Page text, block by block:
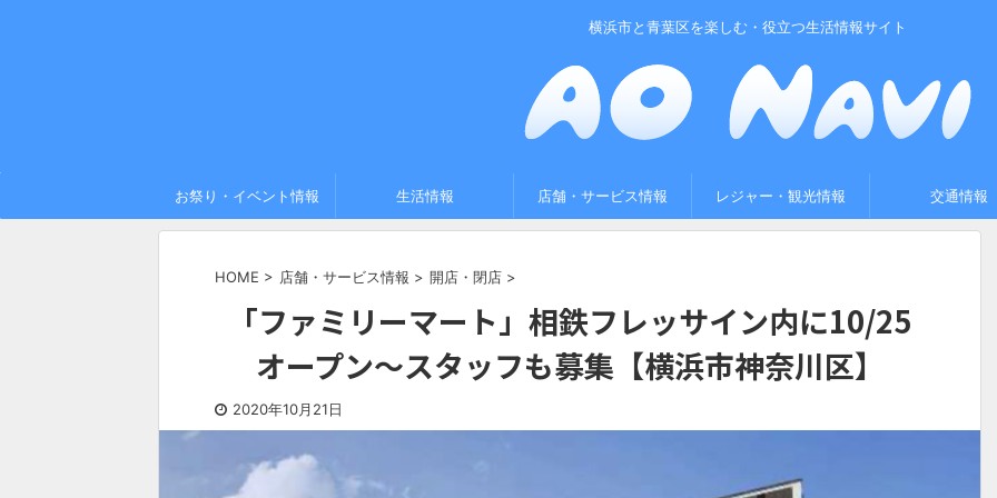
横浜市と青葉区を楽しむ・役立つ生活情報サイト
お祭り・イベント情報 生活情報 店舗・サービス情報 レジャー・観光情報 交通情報
HOME > 店舗・サービス情報 > 開店・閉店 >
「ファミリーマート」相鉄フレッサイン内に10/25
オープン〜スタッフも募集【横浜市神奈川区】
2020年10月21日